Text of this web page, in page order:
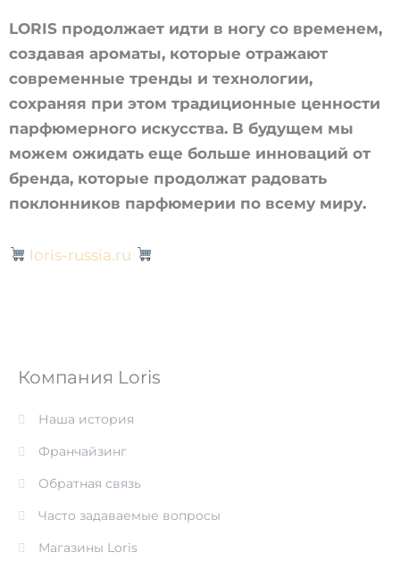
LORIS продолжает идти в ногу со временем,
создавая ароматы, которые отражают
современные тренды и технологии,
сохраняя при этом традиционные ценности
парфюмерного искусства. В будущем мы
можем ожидать еще больше инноваций от
бренда, которые продолжат радовать
поклонников парфюмерии по всему миру.
loris-russia.ru
Компания Loris
Наша история
Франчайзинг
Обратная связь
Часто задаваемые вопросы
Магазины Loris